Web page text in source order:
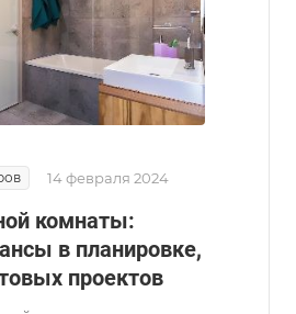
14 февраля 2024
комнаты:
в планировке,
проектов